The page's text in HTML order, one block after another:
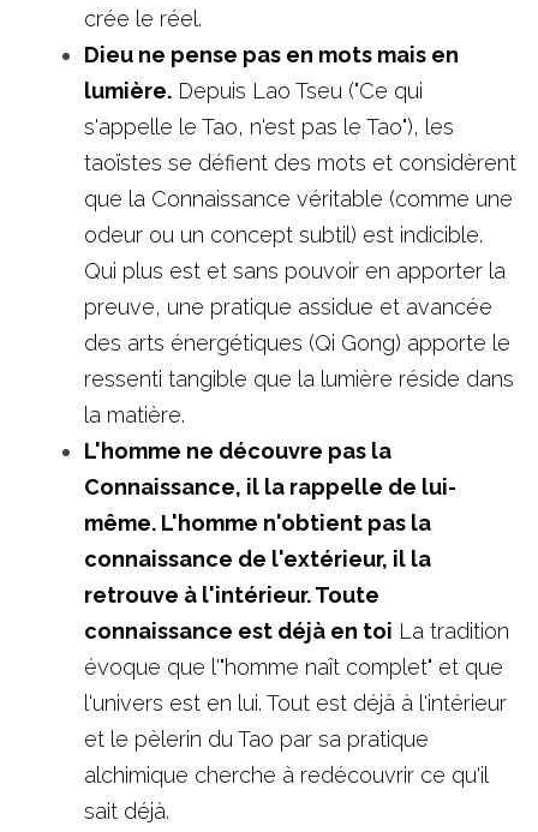
crée le réel.
Dieu ne pense pas en mots mais en
lumière. Depuis Lao Tseu ("Ce qui
s'appelle le Tao, n'est pas le Tao"), les
taoïstes se défient des mots et considèrent
que la Connaissance véritable (comme une
odeur ou un concept subtil) est indicible.
Qui plus est et sans pouvoir en apporter la
preuve, une pratique assidue et avancée
des arts énergétiques (Qi Gong) apporte le
ressenti tangible que la lumière réside dans
la matière.
L'homme ne découvre pas la
Connaissance, il la rappelle de lui-
même. L'homme n'obtient pas la
connaissance de l'extérieur, il la
retrouve à l'intérieur. Toute
connaissance est déjà en toi La tradition
évoque que l'"homme naît complet" et que
l'univers est en lui. Tout est déjà à l'intérieur
et le pèlerin du Tao par sa pratique
alchimique cherche à redécouvrir ce qu'il
sait déjà.